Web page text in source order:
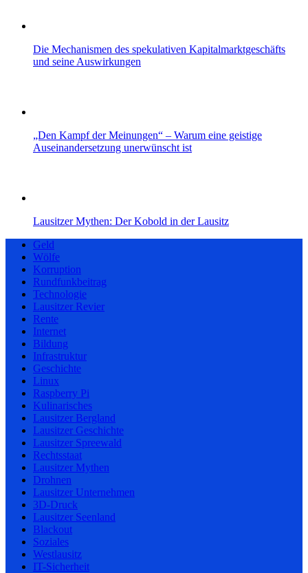
Die Mechanismen des spekulativen Kapitalmarktgeschäfts
und seine Auswirkungen
„Den Kampf der Meinungen“ – Warum eine geistige
Auseinandersetzung unerwünscht ist
Lausitzer Mythen: Der Kobold in der Lausitz
Geld
Wölfe
Korruption
Rundfunkbeitrag
Technologie
Lausitzer Revier
Rente
Internet
Bildung
Infrastruktur
Geschichte
Linux
Raspberry Pi
Kulinarisches
Lausitzer Bergland
Lausitzer Geschichte
Lausitzer Spreewald
Rechtsstaat
Lausitzer Mythen
Drohnen
Lausitzer Unternehmen
3D-Druck
Lausitzer Seenland
Blackout
Soziales
Westlausitz
IT-Sicherheit